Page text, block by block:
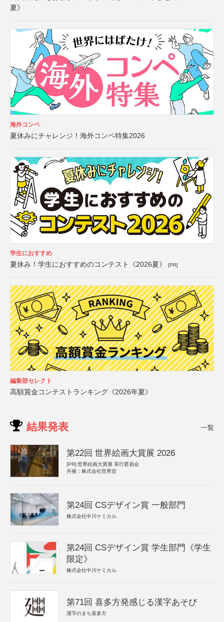
夏》
海外コンペ
夏休みにチャレンジ！海外コンペ特集2026
学生におすすめ
夏休み！学生におすすめのコンテスト《2026夏》 [PR]
編集部セレクト
高額賞金コンテストランキング《2026年夏》
結果発表 一覧
第22回 世界絵画大賞展 2026
[PR] 世界絵画大賞展 実行委員会
共催：株式会社世界堂
第24回 CSデザイン賞 一般部門
株式会社中川ケミカル
第24回 CSデザイン賞 学生部門《学生
限定》
株式会社中川ケミカル
第71回 喜多方発感じる漢字あそび
漢字のまち喜多方